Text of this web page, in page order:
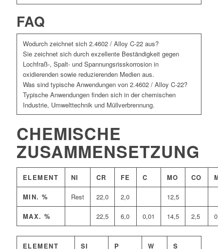
FAQ
Wodurch zeichnet sich 2.4602 / Alloy C-22 aus?
Sie zeichnet sich durch exzellente Beständigkeit gegen
Lochfraß-, Spalt- und Spannungsrisskorrosion in
oxidierenden sowie reduzierenden Medien aus.
Was sind typische Anwendungen von 2.4602 / Alloy C-22?
Typische Anwendungen finden sich in der chemischen
Industrie, Umwelttechnik und Müllverbrennung.
CHEMISCHE
ZUSAMMENSETZUNG
ELEMENT NI CR FE C MO CO
MIN. % Rest 22,0 2,0 12,5
MAX. % 22,5 6,0 0,01 14,5 2,5
ELEMENT SI P W S